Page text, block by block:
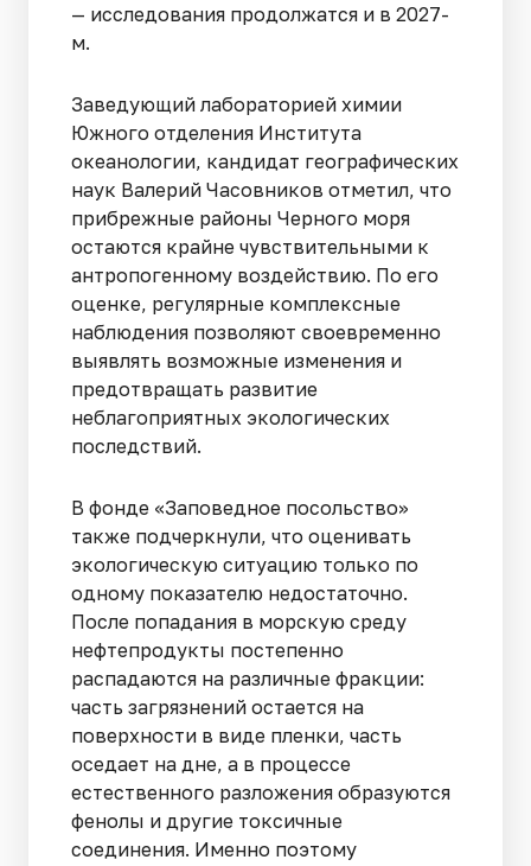
— исследования продолжатся и в 2027-
м.
Заведующий лабораторией химии
Южного отделения Института
океанологии, кандидат географических
наук Валерий Часовников отметил, что
прибрежные районы Черного моря
остаются крайне чувствительными к
антропогенному воздействию. По его
оценке, регулярные комплексные
наблюдения позволяют своевременно
выявлять возможные изменения и
предотвращать развитие
неблагоприятных экологических
последствий.
В фонде «Заповедное посольство»
также подчеркнули, что оценивать
экологическую ситуацию только по
одному показателю недостаточно.
После попадания в морскую среду
нефтепродукты постепенно
распадаются на различные фракции:
часть загрязнений остается на
поверхности в виде пленки, часть
оседает на дне, а в процессе
естественного разложения образуются
фенолы и другие токсичные
соединения. Именно поэтому